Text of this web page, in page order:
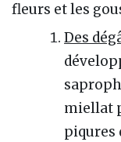
fleurs et les
Des
miellat
piqures